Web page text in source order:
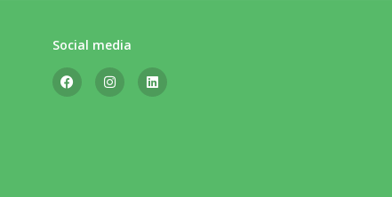
Social media